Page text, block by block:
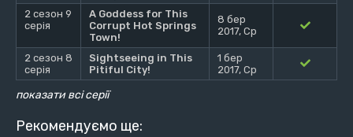
2 сезон 9
серія
A Goddess for This
Corrupt Hot Springs
Town!
8 бер
2017, Ср
2 сезон 8
серія
Sightseeing in This
Pitiful City!
1 бер
2017, Ср
показати всі серії
Рекомендуємо ще: